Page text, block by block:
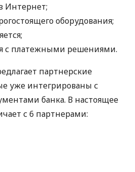
Интернет;
оборудования;
с платежными решениями.
партнерские
уже интегрированы с
банка. В настоящее
с 6 партнерами: